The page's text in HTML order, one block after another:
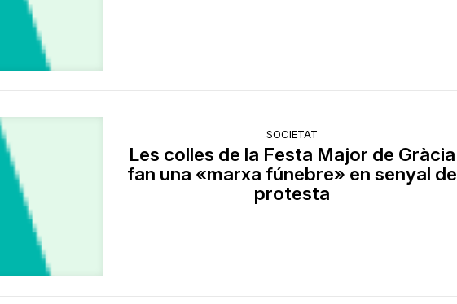
SOCIETAT
Les colles de la Festa Major de Gràcia
fan una «marxa fúnebre» en senyal de
protesta